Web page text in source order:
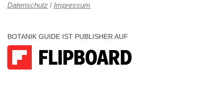
Datenschutz / Impressum
BOTANIK GUIDE IST PUBLISHER AUF